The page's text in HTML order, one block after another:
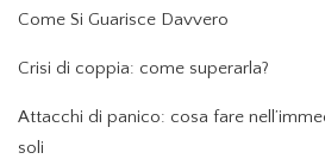
Come Si Guarisce Davvero
Crisi di coppia: come superarla?
Attacchi di panico: cosa fare
soli